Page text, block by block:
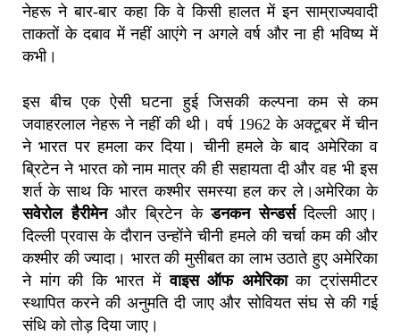
नेहरू ने बार-बार कहा कि वे किसी हालत में इन साम्राज्यवादी
ताकतों के दबाव में नहीं आएंगे न अगले वर्ष और ना ही भविष्य में
कभी।
इस बीच एक ऐसी घटना हुई जिसकी कल्पना कम से कम
जवाहरलाल नेहरू ने नहीं की थी। वर्ष 1962 के अक्टूबर में चीन
ने भारत पर हमला कर दिया। चीनी हमले के बाद अमेरिका व
ब्रिटेन ने भारत को नाम मात्र की ही सहायता दी और वह भी इस
शर्त के साथ कि भारत कश्मीर समस्या हल कर ले।अमेरिका के
सवेरोल हैरीमेनऔर ब्रिटेन केडनकन सेन्डर्सदिल्ली आए।
दिल्ली प्रवास के दौरान उन्होंने चीनी हमले की चर्चा कम की और
कश्मीर की ज्यादा। भारत की मुसीबत का लाभ उठाते हुए अमेरिका
ने मांग की कि भारत मेंवाइस ऑफ अमेरिकाका ट्रांसमीटर
स्थापित करने की अनुमति दी जाए और सोवियत संघ से की गई
संधि को तोड़ दिया जाए।